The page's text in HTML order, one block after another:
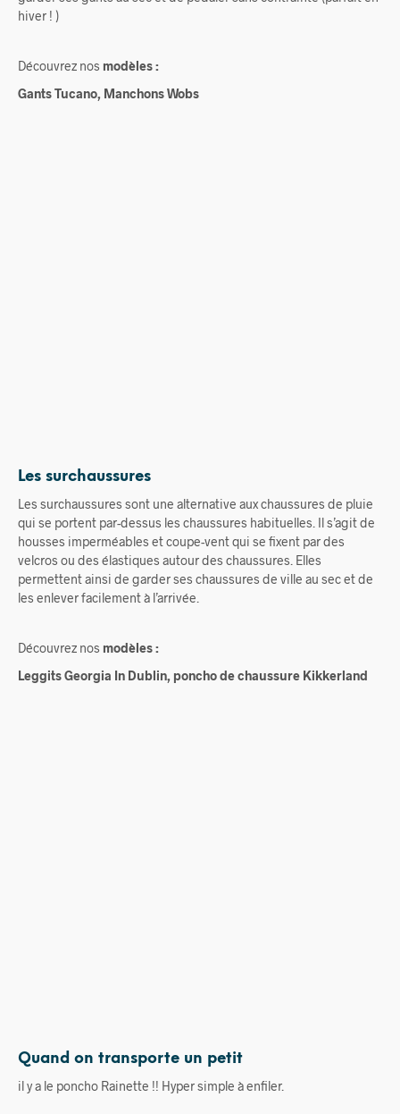
hiver ! )
Découvrez nos modèles :
Gants Tucano, Manchons Wobs
Les surchaussures
Les surchaussures sont une alternative aux chaussures de pluie
qui se portent par-dessus les chaussures habituelles. Il s’agit de
housses imperméables et coupe-vent qui se fixent par des
velcros ou des élastiques autour des chaussures. Elles
permettent ainsi de garder ses chaussures de ville au sec et de
les enlever facilement à l’arrivée.
Découvrez nos modèles :
Leggits Georgia In Dublin, poncho de chaussure Kikkerland
Quand on transporte un petit
il y a le poncho Rainette !! Hyper simple à enfiler.